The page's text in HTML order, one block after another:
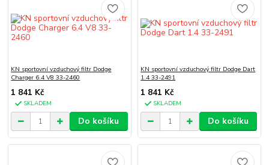
KN sportovní vzduchový filtr Dodge
Charger 6.4 V8 33-2460
1 841 Kč
SKLADEM
Do košíku
KN sportovní vzduchový filtr Dodge Dart
1.4 33-2491
1 841 Kč
SKLADEM
Do košíku